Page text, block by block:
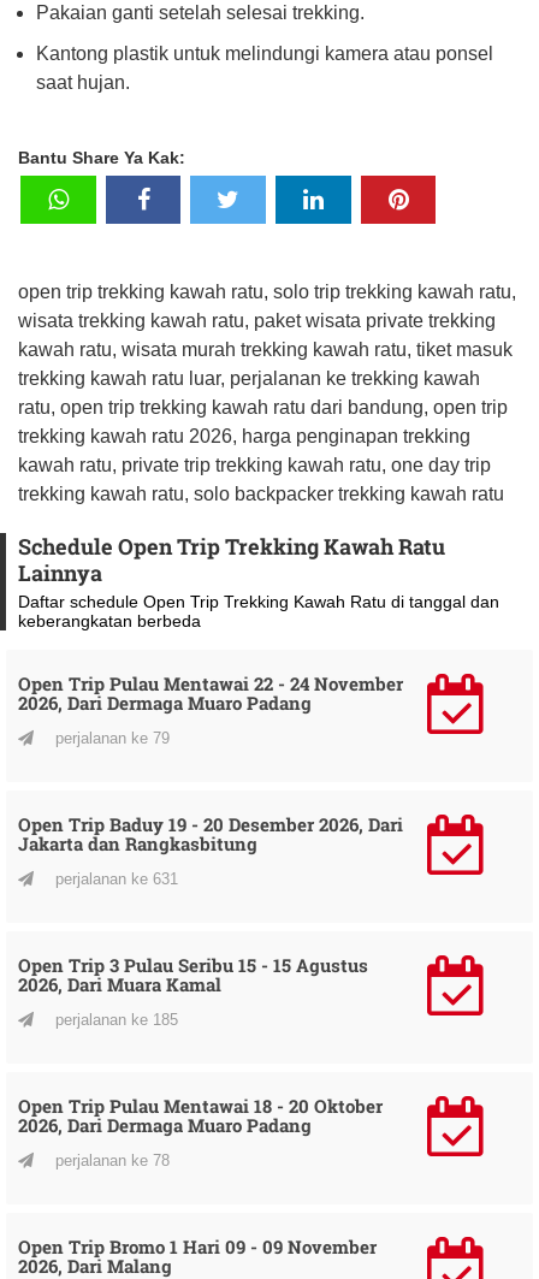
Pakaian ganti setelah selesai trekking.
Kantong plastik untuk melindungi kamera atau ponsel
saat hujan.
Bantu Share Ya Kak:
open trip trekking kawah ratu, solo trip trekking kawah ratu,
wisata trekking kawah ratu, paket wisata private trekking
kawah ratu, wisata murah trekking kawah ratu, tiket masuk
trekking kawah ratu luar, perjalanan ke trekking kawah
ratu, open trip trekking kawah ratu dari bandung, open trip
trekking kawah ratu 2026, harga penginapan trekking
kawah ratu, private trip trekking kawah ratu, one day trip
trekking kawah ratu, solo backpacker trekking kawah ratu
Schedule Open Trip Trekking Kawah Ratu
Lainnya
Daftar schedule Open Trip Trekking Kawah Ratu di tanggal dan
keberangkatan berbeda
Open Trip Pulau Mentawai 22 - 24 November
2026, Dari Dermaga Muaro Padang
perjalanan ke 79
Open Trip Baduy 19 - 20 Desember 2026, Dari
Jakarta dan Rangkasbitung
perjalanan ke 631
Open Trip 3 Pulau Seribu 15 - 15 Agustus
2026, Dari Muara Kamal
perjalanan ke 185
Open Trip Pulau Mentawai 18 - 20 Oktober
2026, Dari Dermaga Muaro Padang
perjalanan ke 78
Open Trip Bromo 1 Hari 09 - 09 November
2026, Dari Malang